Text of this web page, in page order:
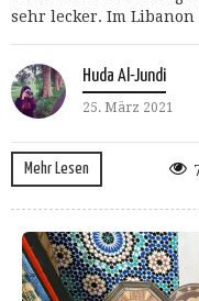
sehr lecker. Im
Huda Al-Jundi
25. März 2021
Mehr Lesen